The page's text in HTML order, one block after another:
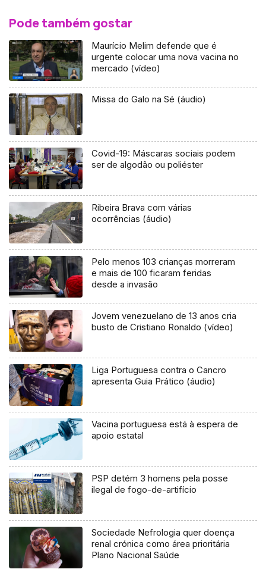
Pode também gostar
Maurício Melim defende que é
urgente colocar uma nova vacina no
mercado (vídeo)
Missa do Galo na Sé (áudio)
Covid-19: Máscaras sociais podem
ser de algodão ou poliéster
Ribeira Brava com várias
ocorrências (áudio)
Pelo menos 103 crianças morreram
e mais de 100 ficaram feridas
desde a invasão
Jovem venezuelano de 13 anos cria
busto de Cristiano Ronaldo (vídeo)
Liga Portuguesa contra o Cancro
apresenta Guia Prático (áudio)
Vacina portuguesa está à espera de
apoio estatal
PSP detém 3 homens pela posse
ilegal de fogo-de-artifício
Sociedade Nefrologia quer doença
renal crónica como área prioritária
Plano Nacional Saúde